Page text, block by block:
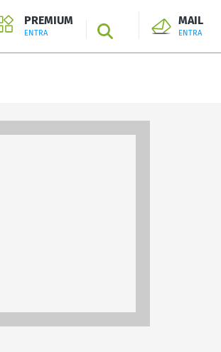
PREMIUM
ENTRA SEARCH
MAIL
ENTRA